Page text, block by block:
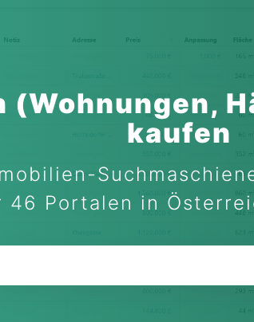
(Wohnungen,
kaufen
46 Portalen in